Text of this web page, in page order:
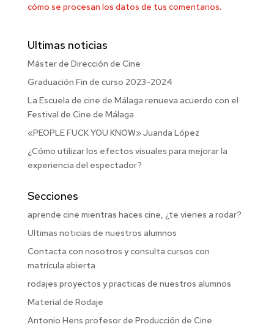
cómo se procesan los datos de tus comentarios.
Ultimas noticias
Máster de Dirección de Cine
Graduación Fin de curso 2023-2024
La Escuela de cine de Málaga renueva acuerdo con el
Festival de Cine de Málaga
«PEOPLE FUCK YOU KNOW» Juanda López
¿Cómo utilizar los efectos visuales para mejorar la
experiencia del espectador?
Secciones
aprende cine mientras haces cine, ¿te vienes a rodar?
Ultimas noticias de nuestros alumnos
Contacta con nosotros y consulta cursos con
matrícula abierta
rodajes proyectos y practicas de nuestros alumnos
Material de Rodaje
Antonio Hens profesor de Producción de Cine